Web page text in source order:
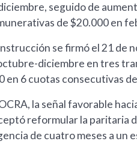
seguido de
de $20.000 en
se firmó el 21 de
diciembre en tres
6 cuotas consecutivas
la señal favorable
reformular la paritaria
de cuatro meses a